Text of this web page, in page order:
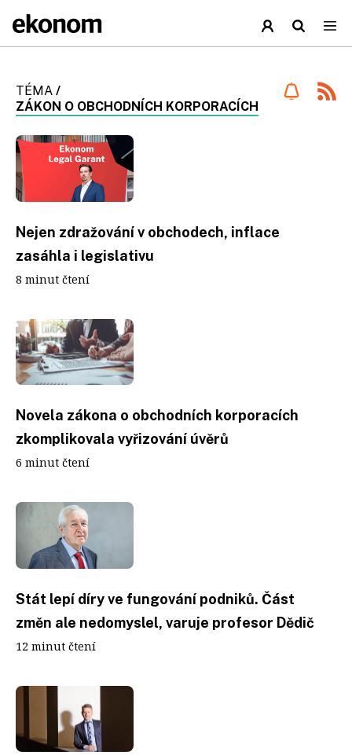
TÉMA /
ZÁKON O OBCHODNÍCH KORPORACÍCH
Nejen zdražování v obchodech, inflace
zasáhla i legislativu
8 minut čtení
Novela zákona o obchodních korporacích
zkomplikovala vyřizování úvěrů
6 minut čtení
Stát lepí díry ve fungování podniků. Část
změn ale nedomyslel, varuje profesor Dědič
12 minut čtení